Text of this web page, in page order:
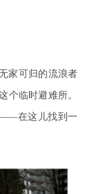
家可归的流浪者
个临时避难所。
在这儿找到一